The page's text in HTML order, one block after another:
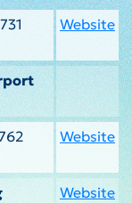
Website
Website
Website